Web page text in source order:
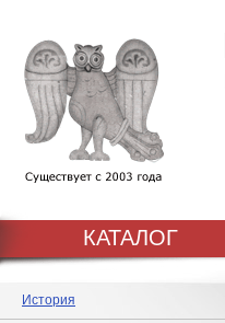
КАТАЛОГ
История